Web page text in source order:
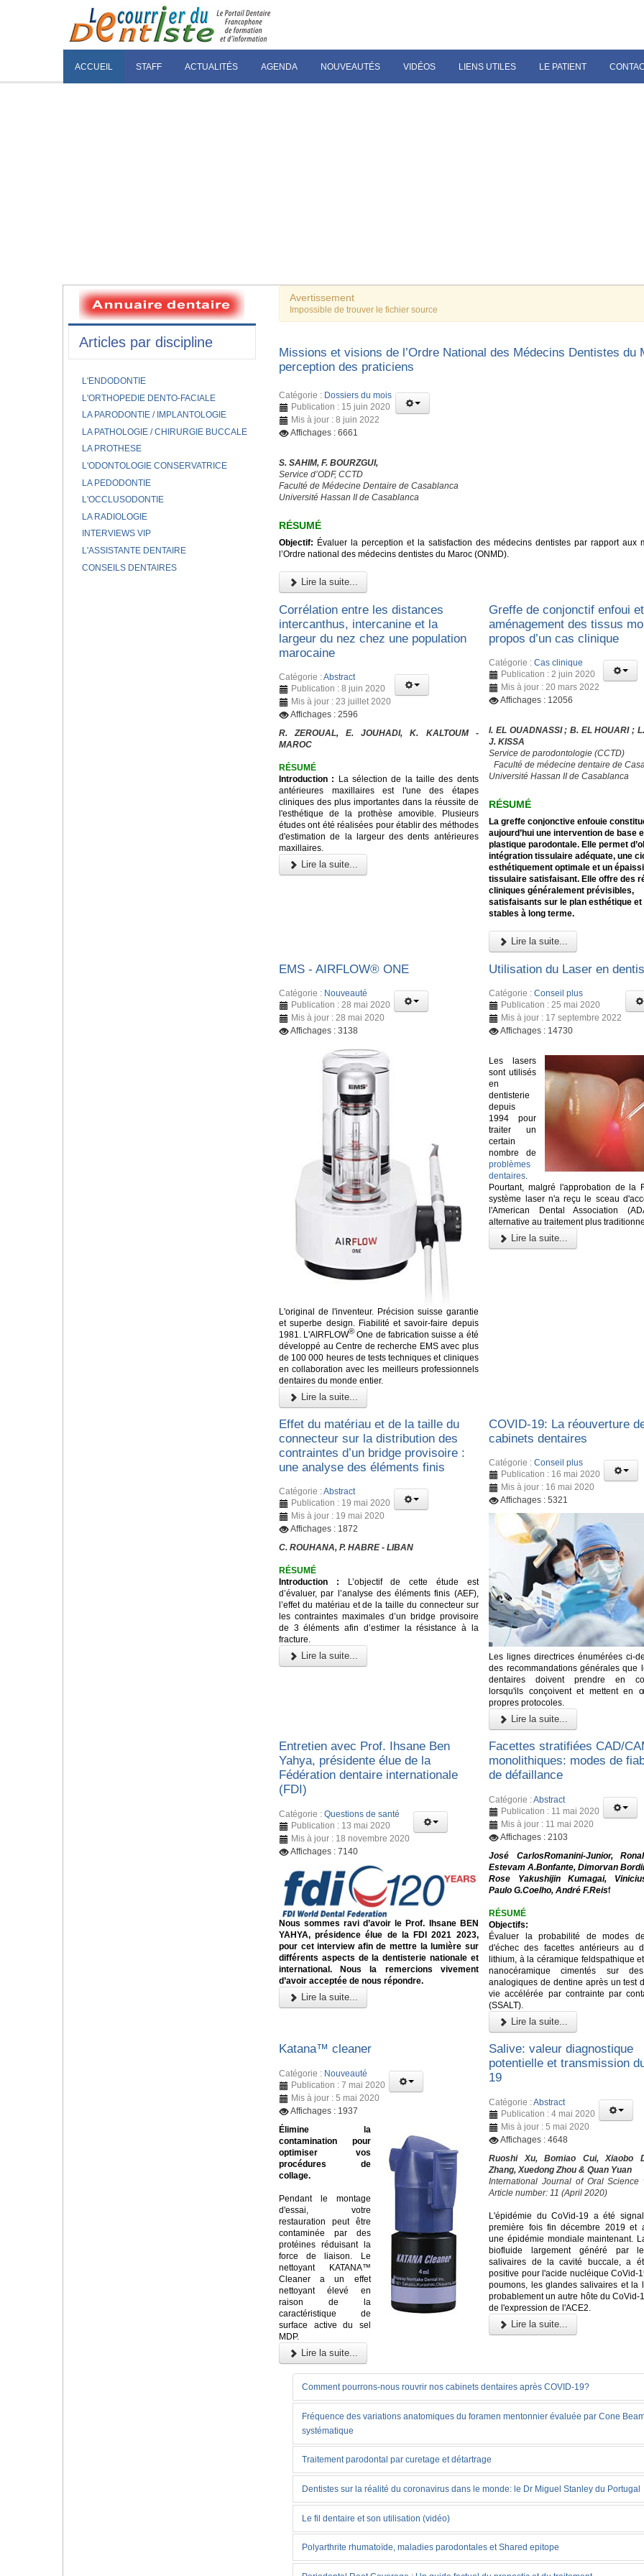
ACCUEIL STAFF ACTUALITÉS AGENDA NOUVEAUTÉS VIDÉOS LIENS UTILES LE PATIENT
Avertissement
Impossible de trouver le fichier source
Missions et visions de l’Ordre National des Médecins Dentistes du
perception des praticiens
Catégorie : Dossiers du mois
Publication : 15 juin 2020
Mis à jour : 8 juin 2022
Affichages : 6661
S. SAHIM, F. BOURZGUI,
Service d’ODF, CCTD
Faculté de Médecine Dentaire de Casablanca
Université Hassan II de Casablanca
RÉSUMÉ
Objectif: Évaluer la perception et la satisfaction des médecins dentistes par rapport aux
l’Ordre national des médecins dentistes du Maroc (ONMD).
Lire la suite...
Corrélation entre les distances
intercanthus, intercanine et la
largeur du nez chez une population
marocaine
Catégorie :Abstract
Publication : 8 juin 2020
Mis à jour : 23 juillet 2020
Affichages : 2596
R. ZEROUAL, E. JOUHADI, K. KALTOUM -
MAROC
RÉSUMÉ
Introduction : La sélection de la taille des dents
antérieures maxillaires est l'une des étapes
cliniques des plus importantes dans la réussite de
l'esthétique de la prothèse amovible. Plusieurs
études ont été réalisées pour établir des méthodes
d'estimation de la largeur des dents antérieures
maxillaires.
Lire la suite...
Greffe de conjonctif enfoui et
aménagement des tissus
propos d’un cas clinique
Catégorie :Cas clinique
Publication : 2 juin 2020
Mis à jour : 20 mars 2022
Affichages : 12056
I. EL OUADNASSI ; B. EL HOUARI ;
J. KISSA
Service de parodontologie (CCTD)
Faculté de médecine dentaire de
Université Hassan II de Casablanca
RÉSUMÉ
La greffe conjonctive enfouie
aujourd’hui une intervention de base
plastique parodontale. Elle permet
intégration tissulaire adéquate, une
esthétiquement optimale et un
tissulaire satisfaisant. Elle offre des
cliniques généralement prévisibles,
satisfaisants sur le plan esthétique et
stables à long terme.
Lire la suite...
EMS - AIRFLOW® ONE
Catégorie : Nouveauté
Publication : 28 mai 2020
Mis à jour : 28 mai 2020
Affichages : 3138
L'original de l'inventeur. Précision suisse garantie
et superbe design. Fiabilité et savoir-faire depuis
1981. L'AIRFLOW® One de fabrication suisse a été
développé au Centre de recherche EMS avec plus
de 100 000 heures de tests techniques et cliniques
en collaboration avec les meilleurs professionnels
dentaires du monde entier.
Lire la suite...
Utilisation du Laser en
Catégorie :Conseil plus
Publication : 25 mai 2020
Mis à jour : 17 septembre 2022
Affichages : 14730
Les lasers
sont utilisés
en
dentisterie
depuis
1994 pour
traiter un
certain
nombre de
problèmes
dentaires.
Pourtant, malgré l'approbation de la
système laser n'a reçu le sceau
l'American Dental Association
alternative au traitement plus
Lire la suite...
Effet du matériau et de la taille du
connecteur sur la distribution des
contraintes d’un bridge provisoire :
une analyse des éléments finis
Catégorie :Abstract
Publication : 19 mai 2020
Mis à jour : 19 mai 2020
Affichages : 1872
C. ROUHANA, P. HABRE - LIBAN
RÉSUMÉ
Introduction : L’objectif de cette étude est
d’évaluer, par l’analyse des éléments finis (AEF),
l’effet du matériau et de la taille du connecteur sur
les contraintes maximales d’un bridge provisoire
de 3 éléments afin d’estimer la résistance à la
fracture.
Lire la suite...
COVID-19: La réouverture
cabinets dentaires
Catégorie :Conseil plus
Publication : 16 mai 2020
Mis à jour : 16 mai 2020
Affichages : 5321
Les lignes directrices énumérées ci-
des recommandations générales que
dentaires doivent prendre en
lorsqu'ils conçoivent et mettent en
propres protocoles.
Lire la suite...
Entretien avec Prof. Ihsane Ben
Yahya, présidente élue de la
Fédération dentaire internationale
(FDI)
Catégorie : Questions de santé
Publication : 13 mai 2020
Mis à jour : 18 novembre 2020
Affichages : 7140
Nous sommes ravi d’avoir le Prof. Ihsane BEN
YAHYA, présidence élue de la FDI 2021 2023,
pour cet interview afin de mettre la lumière sur
différents aspects de la dentisterie nationale et
international. Nous la remercions vivement
d’avoir acceptée de nous répondre.
Lire la suite...
Facettes stratifiées CAD/
monolithiques: modes de
de défaillance
Catégorie :Abstract
Publication : 11 mai 2020
Mis à jour : 11 mai 2020
Affichages : 2103
José CarlosRomanini-Junior,
Estevam A.Bonfante, Dimorvan
Rose Yakushijin Kumagai,
Paulo G.Coelho, André F.Reisf
RÉSUMÉ
Objectifs:
Évaluer la probabilité de modes
d'échec des facettes antérieurs au
lithium, à la céramique feldspathique
nanocéramique cimentés sur
analogiques de dentine après un test
vie accélérée par contrainte par
(SSALT).
Lire la suite...
Katana™ cleaner
Catégorie : Nouveauté
Publication : 7 mai 2020
Mis à jour : 5 mai 2020
Affichages : 1937
Élimine la
contamination pour
optimiser vos
procédures de
collage.
Pendant le montage
d'essai, votre
restauration peut être
contaminée par des
protéines réduisant la
force de liaison. Le
nettoyant KATANA™
Cleaner a un effet
nettoyant élevé en
raison de la
caractéristique de
surface active du sel
MDP.
Lire la suite...
Salive: valeur diagnostique
potentielle et transmission
19
Catégorie :Abstract
Publication : 4 mai 2020
Mis à jour : 5 mai 2020
Affichages : 4648
Ruoshi Xu, Bomiao Cui, Xiaobo
Zhang, Xuedong Zhou & Quan Yuan
International Journal of Oral Science
Article number: 11 (April 2020)
L'épidémie du CoVid-19 a été
première fois fin décembre 2019 et
une épidémie mondiale maintenant.
biofluide largement généré par
salivaires de la cavité buccale, a
positive pour l'acide nucléique CoVid-
poumons, les glandes salivaires et la
probablement un autre hôte du CoVid-
de l'expression de l'ACE2.
Lire la suite...
Comment pourrons-nous rouvrir nos cabinets dentaires après COVID-19?
Fréquence des variations anatomiques du foramen mentonnier évaluée par Cone
systématique
Traitement parodontal par curetage et détartrage
Dentistes sur la réalité du coronavirus dans le monde: le Dr Miguel Stanley du Portugal
Le fil dentaire et son utilisation (vidéo)
Polyarthrite rhumatoïde, maladies parodontales et Shared epitope
Articles par discipline
L'ENDODONTIE
L'ORTHOPEDIE DENTO-FACIALE
LA PARODONTIE / IMPLANTOLOGIE
LA PATHOLOGIE / CHIRURGIE BUCCALE
LA PROTHESE
L'ODONTOLOGIE CONSERVATRICE
LA PEDODONTIE
L'OCCLUSODONTIE
LA RADIOLOGIE
INTERVIEWS VIP
L'ASSISTANTE DENTAIRE
CONSEILS DENTAIRES